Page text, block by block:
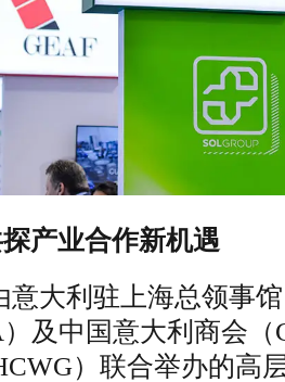
产业合作新机遇
意大利驻上海总领事
及中国意大利商会（
）联合举办的高